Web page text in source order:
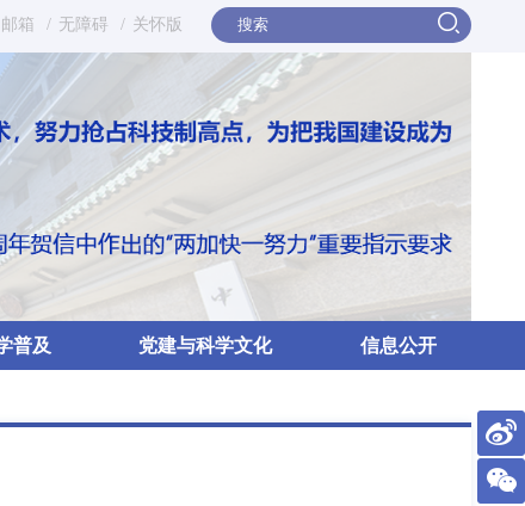
邮箱 / 无障碍 / 关怀版
普及 党建与科学文化 信息公开